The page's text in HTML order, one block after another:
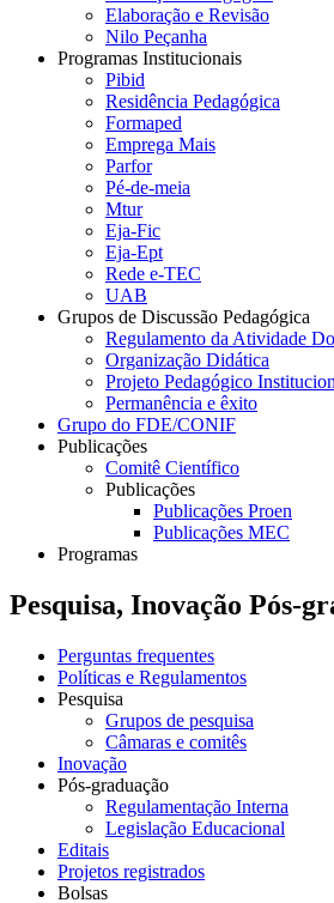
Elaboração e Revisão
Nilo Peçanha
Programas Institucionais
Pibid
Residência Pedagógica
Formaped
Emprega Mais
Parfor
Pé-de-meia
Mtur
Eja-Fic
Eja-Ept
Rede e-TEC
UAB
Grupos de Discussão Pedagógica
Regulamento da Atividade
Organização Didática
Projeto Pedagógico
Permanência e êxito
Grupo do FDE/CONIF
Publicações
Comitê Científico
Publicações
Publicações Proen
Publicações MEC
Programas
Pesquisa, Inovação Pós-
Perguntas frequentes
Políticas e Regulamentos
Pesquisa
Grupos de pesquisa
Câmaras e comitês
Inovação
Pós-graduação
Regulamentação Interna
Legislação Educacional
Editais
Projetos registrados
Bolsas